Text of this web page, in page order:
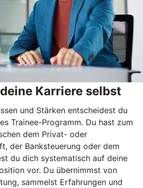
Karriere selbst
und Stärken entscheidest du
Trainee-Programm. Du hast zum
dem Privat- oder
der Banksteuerung oder dem
du dich systematisch auf deine
vor. Du übernimmst von
sammelst Erfahrungen und